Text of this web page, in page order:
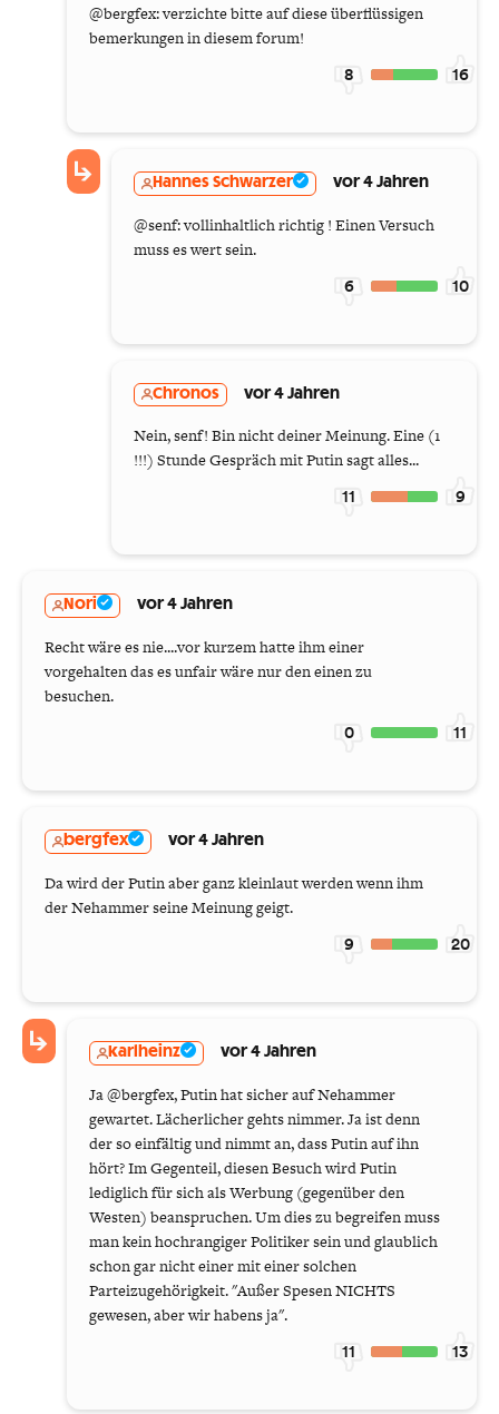
@bergfex: verzichte bitte auf diese überflüssigen
bemerkungen in diesem forum!
8 16
Hannes Schwarzer vor 4 Jahren
@senf: vollinhaltlich richtig ! Einen Versuch
muss es wert sein.
6 10
Chronos vor 4 Jahren
Nein, senf! Bin nicht deiner Meinung. Eine (1
!!!) Stunde Gespräch mit Putin sagt alles...
11 9
Nori vor 4 Jahren
Recht wäre es nie....vor kurzem hatte ihm einer
vorgehalten das es unfair wäre nur den einen zu
besuchen.
0 11
bergfex vor 4 Jahren
Da wird der Putin aber ganz kleinlaut werden wenn ihm
der Nehammer seine Meinung geigt.
9 20
karlheinz vor 4 Jahren
Ja @bergfex, Putin hat sicher auf Nehammer
gewartet. Lächerlicher gehts nimmer. Ja ist denn
der so einfältig und nimmt an, dass Putin auf ihn
hört? Im Gegenteil, diesen Besuch wird Putin
lediglich für sich als Werbung (gegenüber den
Westen) beanspruchen. Um dies zu begreifen muss
man kein hochrangiger Politiker sein und glaublich
schon gar nicht einer mit einer solchen
Parteizugehörigkeit. "Außer Spesen NICHTS
gewesen, aber wir habens ja".
11 13